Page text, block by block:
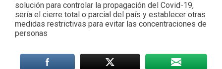
solución para controlar la propagación del Covid-19,
sería el cierre total o parcial del país y establecer otras
medidas restrictivas para evitar las concentraciones de
personas